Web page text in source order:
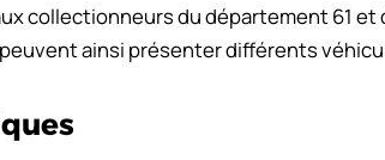
collectionneurs du département 61
ainsi présenter différents